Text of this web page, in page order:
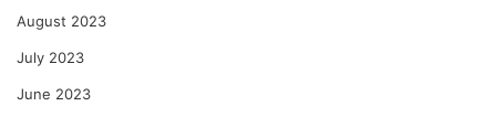
August 2023
July 2023
June 2023